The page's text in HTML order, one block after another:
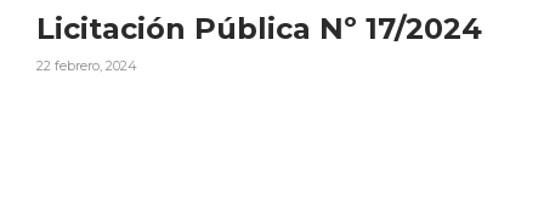
Licitación Pública Nº 17/2024
22 febrero, 2024